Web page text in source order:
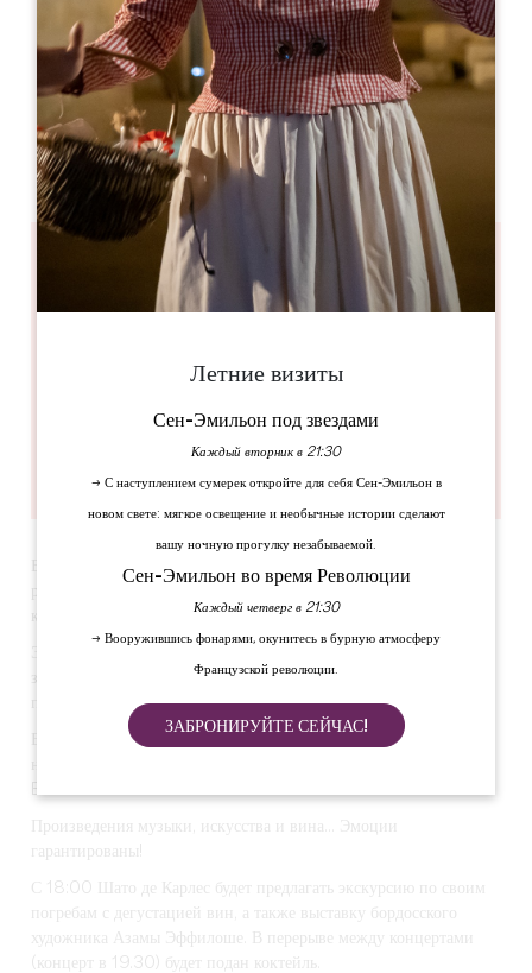
В рамках 5-го выпуска Музыкального фестиваля де Карлес мы
рады приветствовать вас в Шато де Карлес на исключительном
заново открыть для себя Шато де Карлес и его погреба, а также
продегустировать наши вина.
В этом году мы также приветствуем группу Azama, с которой
Effilochés.
Произведения музыки, искусства и вина... Эмоции
гарантированы!
С 18:00 Шато де Карлес будет предлагать экскурсию по своим
погребам с дегустацией вин, а также выставку бордосского
художника Азамы Эффилоше. В перерыве между концертами
(концерт в 19.30) будет подан коктейль.
Château de Carles
33141 Saillans
КНИГА
Летние визиты
Сен-Эмильон под звездами
Каждый вторник в 21:30
→ С наступлением сумерек откройте для себя Сен-Эмильон в
новом свете: мягкое освещение и необычные истории сделают
вашу ночную прогулку незабываемой.
Сен-Эмильон во время Революции
Каждый четверг в 21:30
→ Вооружившись фонарями, окунитесь в бурную атмосферу
Французской революции.
ЗАБРОНИРУЙТЕ СЕЙЧАС!